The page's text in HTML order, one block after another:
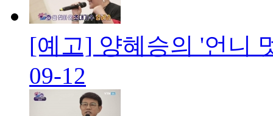
[예고] 양혜승의 '언니
09-12